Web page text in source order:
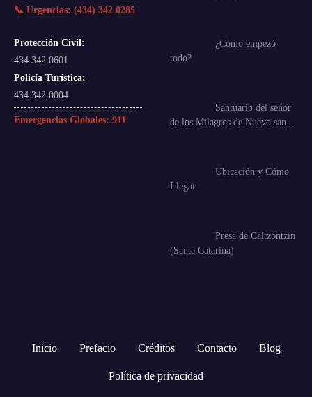
📞 Urgencias: (434) 342 0285
Protección Civil:
434 342 0601
Policía Turística:
434 342 0004
Emergencias Globales: 911
¿Cómo empezó
todo?
Santuario del señor
de los Milagros de Nuevo san…
Ubicación y Cómo
Llegar
Presa de Caltzontzin
(Santa Catarina)
Inicio Prefacio Créditos Contacto Blog
Política de privacidad